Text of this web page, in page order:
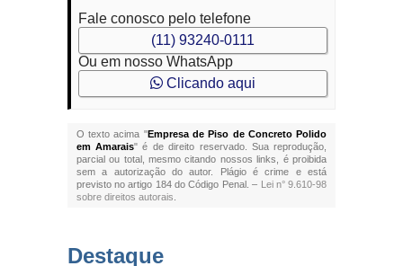
Fale conosco pelo telefone
(11) 93240-0111
Ou em nosso WhatsApp
Clicando aqui
O texto acima "Empresa de Piso de Concreto Polido
em Amarais" é de direito reservado. Sua reprodução,
parcial ou total, mesmo citando nossos links, é proibida
sem a autorização do autor. Plágio é crime e está
previsto no artigo 184 do Código Penal. – Lei n° 9.610-98
sobre direitos autorais
Destaque